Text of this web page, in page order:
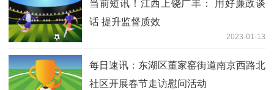
当前短讯！江西上饶广丰： 用好廉政谈
话 提升监督质效
2023-01-13
每日速讯：东湖区董家窑街道南京西路北
社区开展春节走访慰问活动